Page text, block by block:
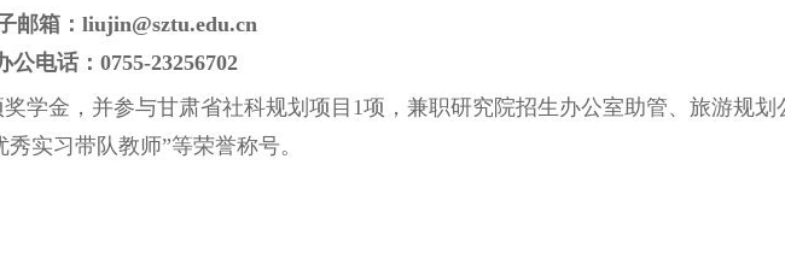
邮箱：liujin@sztu.edu.cn
公电话： 0755-23256702
学金，并参与甘肃省社科规划项目1项，兼职研究院招生办公室助管、旅游规划
实习带队教师”等荣誉称号。